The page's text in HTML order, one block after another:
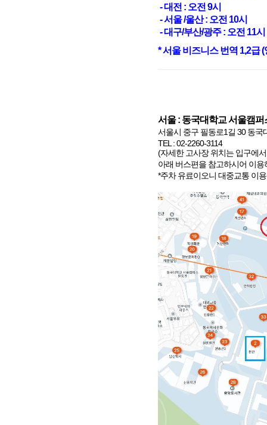
- 대전 : 오전 9시
- 서울 /울산 : 오전 10시
- 대구/부산/광주 : 오전 11시
* 서울 비즈니스 번역 1,2급
서울: 동국대학교 서울캠퍼
서울시 중구 필동로1길 30동국
TEL : 02-2260-3114
(자세한 고사장 위치는 입구에
아래 버스편을 참고하시어 이
*주차 유료이오니 대중교통 이